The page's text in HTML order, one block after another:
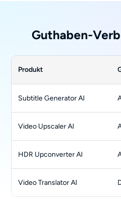
Guthaben-
Produkt
Subtitle Generator AI
Video Upscaler AI
HDR Upconverter AI
Video Translator AI